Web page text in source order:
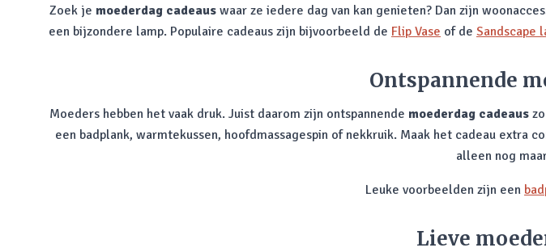
Zoek je moederdag cadeaus waar ze iedere dag van kan genieten? Dan zijn
een bijzondere lamp. Populaire cadeaus zijn bijvoorbeeld de Flip Vase of de Sandscape
Ontspannende
Moeders hebben het vaak druk. Juist daarom zijn ontspannende moederdag cadeauszo
een badplank, warmtekussen, hoofdmassagespin of nekkruik. Maak het cadeau
alleen nog
Leuke voorbeelden zijn een
Lieve